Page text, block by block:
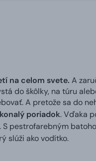
na celom svete. A
do škôlky, na túru
A pretože sa do
poriadok. Vďaka
pestrofarebným
slúži ako vodítko.